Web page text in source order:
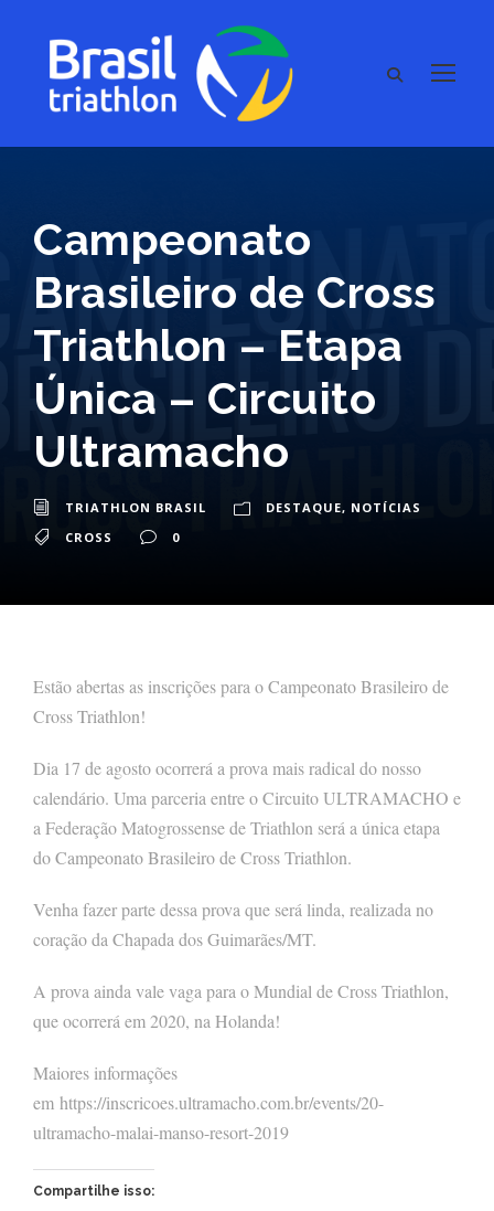
Campeonato
Brasileiro de Cross
Triathlon – Etapa
Única – Circuito
Ultramacho
TRIATHLON BRASIL DESTAQUE, NOTÍCIAS
CROSS
0
Estão abertas as inscrições para o Campeonato Brasileiro de
Cross Triathlon!
Dia 17 de agosto ocorrerá a prova mais radical do nosso
calendário. Uma parceria entre o Circuito ULTRAMACHO e
a Federação Matogrossense de Triathlon será a única etapa
do Campeonato Brasileiro de Cross Triathlon.
Venha fazer parte dessa prova que será linda, realizada no
coração da Chapada dos Guimarães/MT.
A prova ainda vale vaga para o Mundial de Cross Triathlon,
que ocorrerá em 2020, na Holanda!
Maiores informações
em https://inscricoes.ultramacho.com.br/events/20-
ultramacho-malai-manso-resort-2019
Compartilhe isso: